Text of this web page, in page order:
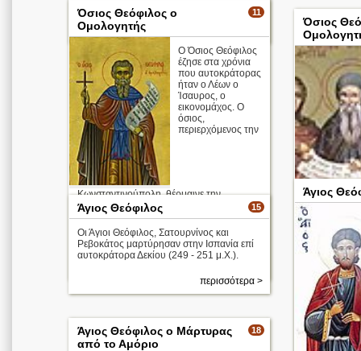
11
Όσιος Θεόφιλος ο
Ομολογητής
Ο Όσιος Θεόφιλος
έζησε στα χρόνια
που αυτοκράτορας
ήταν ο Λέων ο
Ίσαυρος, ο
εικονομάχος. Ο
όσιος,
περιερχόμενος την
Κωνσταντινούπολη, θέρμαινε την
καρτεροψυχία των ορθοδόξων, και ήλεγχε
την πλάνη των ...
Απολυτίκιο
Όσιος
Άγιος
15
Άγιος Θεόφιλος
Οι Άγιοι Θεόφιλος, Σατουρνίνος και
Ρεβοκάτος μαρτύρησαν στην Ισπανία επί
αυτοκράτορα Δεκίου (249 - 251 μ.Χ.).
περισσότερα >
18
Άγιος Θεόφιλος ο Μάρτυρας
από το Αμόριο